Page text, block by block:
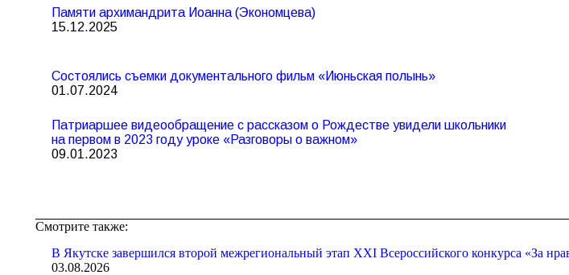
Памяти архимандрита Иоанна (Экономцева)
15.12.2025
Состоялись съемки документального фильм «Июньская полынь»
01.07.2024
Патриаршее видеообращение с рассказом о Рождестве увидели школьники
на первом в 2023 году уроке «Разговоры о важном»
09.01.2023
Смотрите также:
В Якутске завершился второй межрегиональный этап XXI Всероссийского конкурса «За
03.08.2026